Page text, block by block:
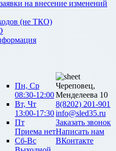
на внесение изменений
(не ТКО)
Пн, Ср
08:30-12:00
Вт, Чт
13:00-17:30
Пт
Приема нет
Сб-Вс
Череповец,
Менделеева 10
8(8202) 201-901
info@sled35.ru
Заказать звонок
Написать нам
ВКонтакте